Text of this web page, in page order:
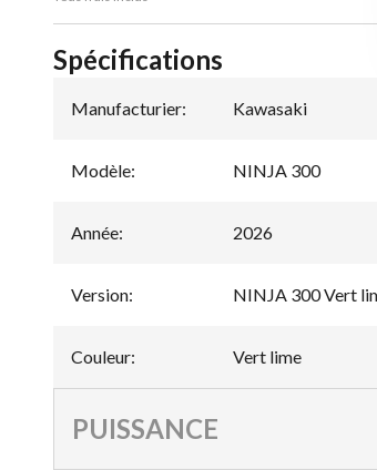
Spécifications
Manufacturier: Kawasaki
Modèle: NINJA 300
Année: 2026
Version: NINJA 300 Vert
Couleur: Vert lime
PUISSANCE